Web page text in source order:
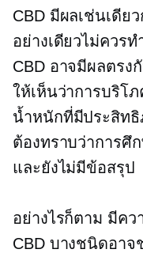
CBD มีผลเช่นเดีย
อย่างเดียวไม่ควร
CBD อาจมีผลตรง
ให้เห็นว่าการบริโ
น้ำหนักที่มีประสิท
ต้องทราบว่าการศึ
และยังไม่มีข้อสรุป
อย่างไรก็ตาม มีค
CBD บางชนิดอาจ